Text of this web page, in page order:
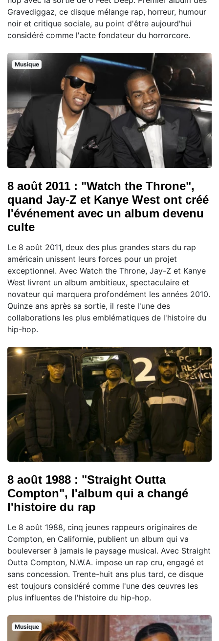
Gravediggaz, ce disque mélange rap, horreur, humour
noir et critique sociale, au point d'être aujourd'hui
considéré comme l'acte fondateur du horrorcore.
Musique
8 août 2011 : "Watch the Throne",
quand Jay-Z et Kanye West ont créé
l'événement avec un album devenu
culte
Le 8 août 2011, deux des plus grandes stars du rap
américain unissent leurs forces pour un projet
exceptionnel. Avec Watch the Throne, Jay-Z et Kanye
West livrent un album ambitieux, spectaculaire et
novateur qui marquera profondément les années 2010.
Quinze ans après sa sortie, il reste l'une des
collaborations les plus emblématiques de l'histoire du
hip-hop.
8 août 1988 : "Straight Outta
Compton", l'album qui a changé
l'histoire du rap
Le 8 août 1988, cinq jeunes rappeurs originaires de
Compton, en Californie, publient un album qui va
bouleverser à jamais le paysage musical. Avec Straight
Outta Compton, N.W.A. impose un rap cru, engagé et
sans concession. Trente-huit ans plus tard, ce disque
est toujours considéré comme l'une des œuvres les
plus influentes de l'histoire du hip-hop.
Musique